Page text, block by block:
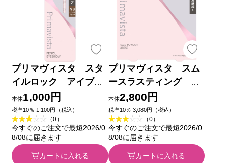
プリマヴィスタ スタ
イルロック アイブロ
ウ ペンシル ＮＢ
０．１８ｇ 花王ソフィ
ーナ
本体1,000円
税率10％ 1,100円（税込）
（0）
今すぐのご注文で最短2026/0
8/08に届きます
カートに入れる
プリマヴィスタ スム
ースラスティング ル
ースパウダー レフィ
ル １２．５ｇ 花王ソ
フィーナ
本体2,800円
税率10％ 3,080円（税込）
（0）
今すぐのご注文で最短2026/0
8/08に届きます
カートに入れる